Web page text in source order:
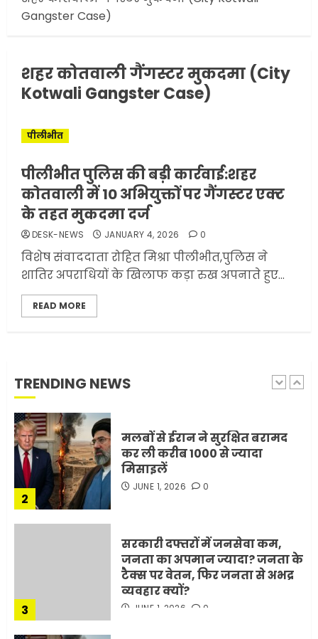
Gangster Case)
शहर कोतवाली गैंगस्टर मुकदमा (City
Kotwali Gangster Case)
पीलीभीत
पीलीभीत पुलिस की बड़ी कार्रवाई:शहर
कोतवाली में 10 अभियुक्तों पर गैंगस्टर एक्ट
के तहत मुकदमा दर्ज
DESK-NEWS JANUARY 4, 2026 0
विशेष संवाददाता रोहित मिश्रा पीलीभीत,पुलिस ने
शातिर अपराधियों के खिलाफ कड़ा रुख अपनाते हुए...
READ MORE
TRENDING NEWS
जनता का अपमान ज्यादा? जनता के
4
अमेरिका ने फिर से ईरान को युद्ध
5
भारत-अमेरिका व्यापार समझौता
ट्रंप ने किया एलान
FEBRUARY 3, 2026 0
1
2
मलबों से ईरान ने सुरक्षित बरामद
कर ली करीब 1000 से ज्यादा
मिसाइलें
JUNE 1, 2026 0
3
सरकारी दफ्तरों में जनसेवा कम,
जनता का अपमान ज्यादा? जनता के
टैक्स पर वेतन, फिर जनता से अभद्र
व्यवहार क्यों?
JUNE 1, 2026 0